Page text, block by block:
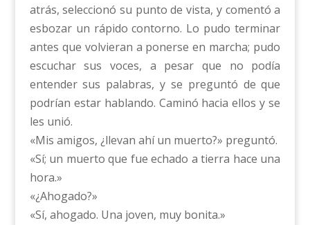
atrás, seleccionó su punto de vista, y comentó a
esbozar un rápido contorno. Lo pudo terminar
antes que volvieran a ponerse en marcha; pudo
escuchar sus voces, a pesar que no podía
entender sus palabras, y se preguntó de que
podrían estar hablando. Caminó hacia ellos y se
les unió.
«Mis amigos, ¿llevan ahí un muerto?» preguntó.
«Sí; un muerto que fue echado a tierra hace una
hora.»
«¿Ahogado?»
«Sí, ahogado. Una joven, muy bonita.»